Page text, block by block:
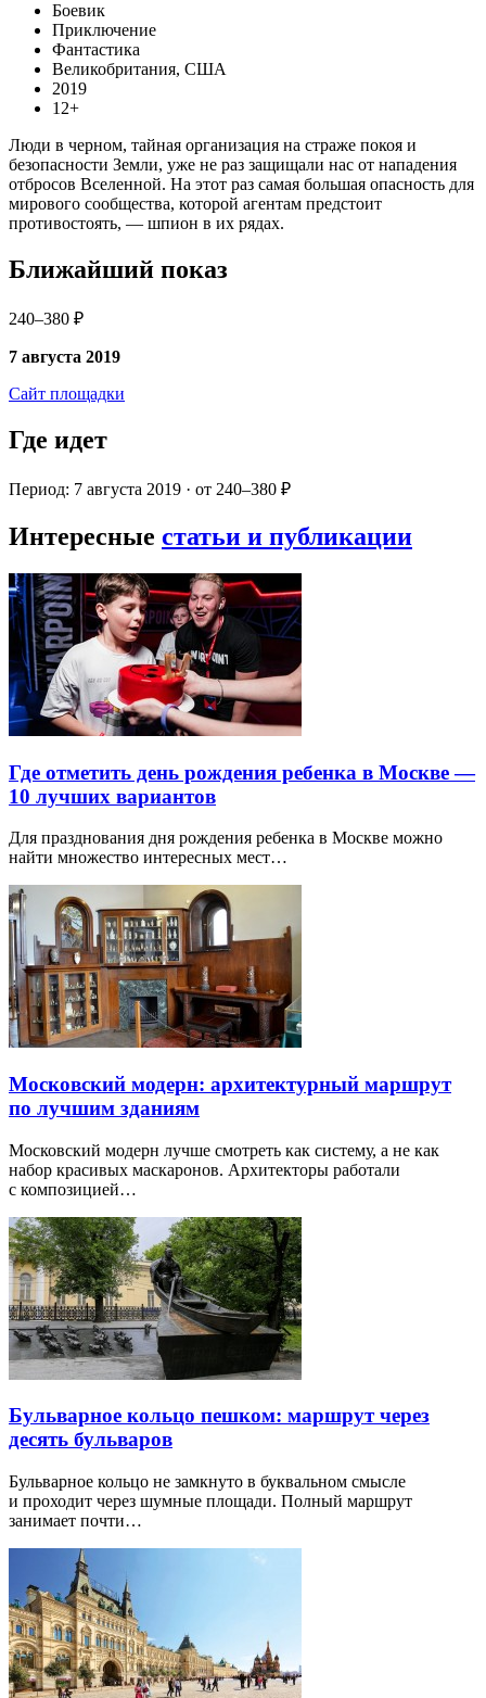
Боевик
Приключение
Фантастика
Великобритания, США
2019
12+
Люди в черном, тайная организация на страже покоя и
безопасности Земли, уже не раз защищали нас от нападения
отбросов Вселенной. На этот раз самая большая опасность для
мирового сообщества, которой агентам предстоит
противостоять, — шпион в их рядах.
Ближайший показ
240–380 ₽
7 августа 2019
Сайт площадки
Где идет
Период: 7 августа 2019 · от 240–380 ₽
Интересные статьи и публикации
Где отметить день рождения ребенка в Москве —
10 лучших вариантов
Для празднования дня рождения ребенка в Москве можно
найти множество интересных мест…
Московский модерн: архитектурный маршрут
по лучшим зданиям
Московский модерн лучше смотреть как систему, а не как
набор красивых маскаронов. Архитекторы работали
с композицией…
Бульварное кольцо пешком: маршрут через
десять бульваров
Бульварное кольцо не замкнуто в буквальном смысле
и проходит через шумные площади. Полный маршрут
занимает почти…